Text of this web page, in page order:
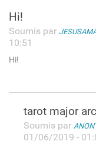
Hi!
Soumis par
10:51
Hi!
tarot major
Soumis par
01/06/2019 -